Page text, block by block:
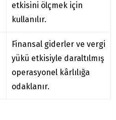
etkisini ölçmek için
kullanılır.
Finansal giderler ve vergi
yükü etkisiyle daraltılmış
operasyonel kârlılığa
odaklanır.